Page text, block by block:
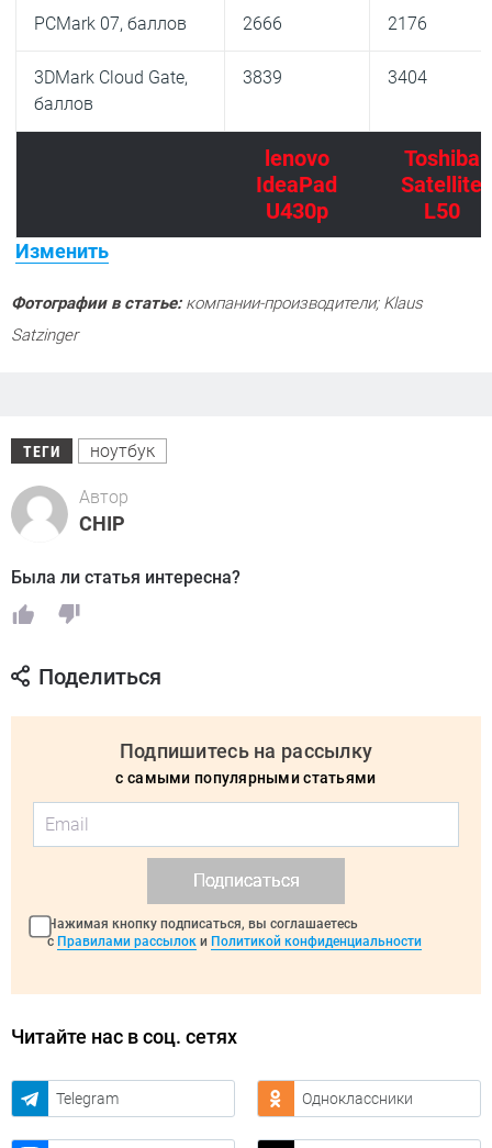
Изменить
lenovo
IdeaPad
U430p
Toshiba
Satellite
L50
PCMark 07, баллов 2666 2176
3DMark Cloud Gate,
баллов
3839 3404
Фотографии в статье:компании-производители; Klaus
Satzinger
ТЕГИ ноутбук
Автор
CHIP
Была ли статья интересна?
Поделиться
Подпишитесь на рассылку
с самыми популярными статьями
Подписаться
Нажимая кнопку подписаться, вы соглашаетесь
с Правилами рассылок и Политикой конфиденциальности
Читайте нас в соц. сетях
Telegram Одноклассники